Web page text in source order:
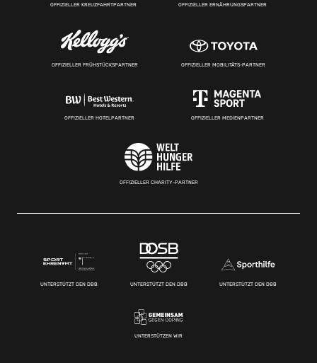
OFFIZIELLER KREUZFAHRTPARTNER OFFIZIELLER ERNÄHRUNGSPARTNER
OFFIZIELLER FRÜHSTÜCKSPARTNER OFFIZIELLER MOBILITÄTS-PARTNER
OFFIZIELLER HOTELPARTNER OFFIZIELLER MEDIENPARTNER
OFFIZIELLER CHARITY-PARTNER
UNTERSTÜTZT DEN DBB UNTERSTÜTZT DEN DBB UNTERSTÜTZT DEN DBB
UNTERSTÜTZEN WIR